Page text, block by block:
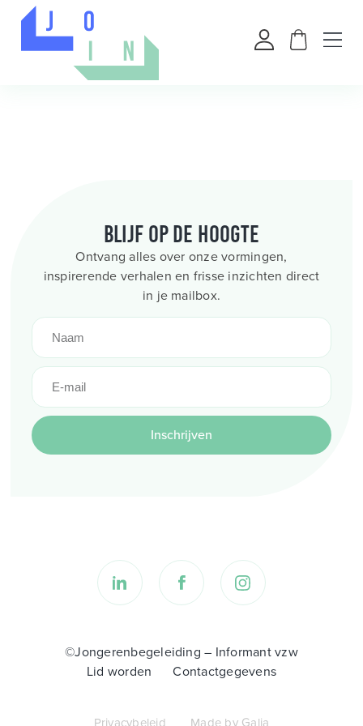
Blijf op de hoogte
Ontvang alles over onze vormingen,
inspirerende verhalen en frisse inzichten direct
in je mailbox.
Inschrijven
©Jongerenbegeleiding – Informant vzw
Lid worden
Contactgegevens